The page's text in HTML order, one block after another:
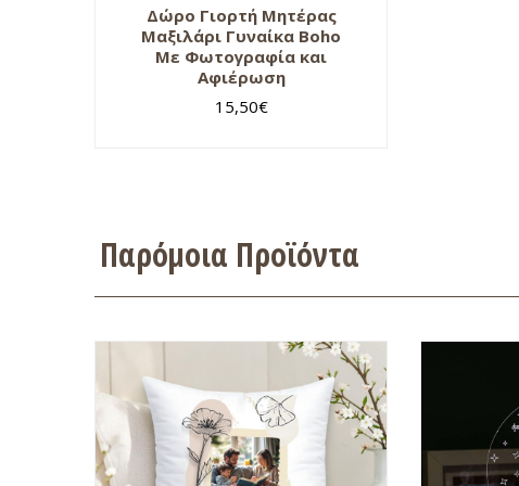
Δώρο Γιορτή Μητέρας
Μαξιλάρι Γυναίκα Boho
Με Φωτογραφία και
Αφιέρωση
15,50€
Παρόμοια Προϊόντα